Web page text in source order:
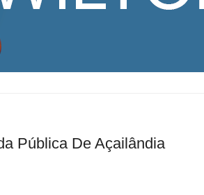
Pública De Açailândia